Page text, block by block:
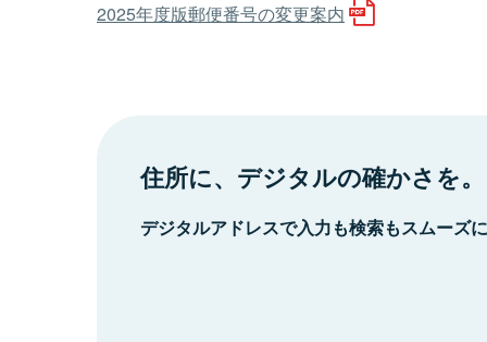
2025年度版郵便番号の変更案内
住所に、デジタルの確かさを。
デジタルアドレスで入力も検索もスムーズ